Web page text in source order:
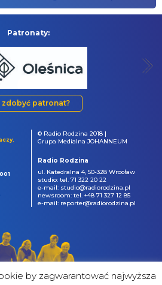
Patronaty:
zdobyć patronat?
© Radio Rodzina 2018 |
Grupa Medialna JOHANNEUM
Radio Rodzina
ul. Katedralna 4, 50-328 Wrocław
studio: tel. 71 322 20 22
e-mail: studio@radiorodzina.pl
newsroom: tel. +48 71 327 12 85
e-mail: reporter@radiorodzina.pl
by zagwarantować najwyższa